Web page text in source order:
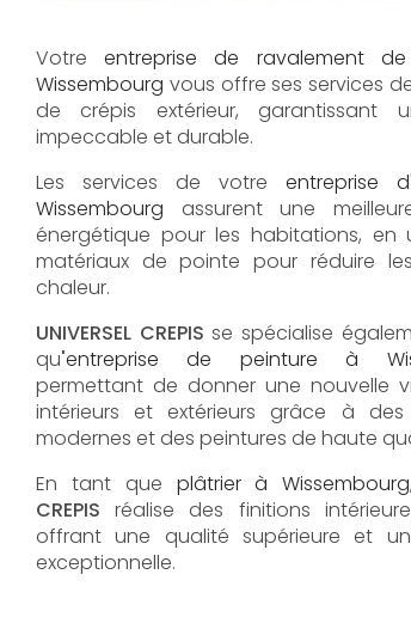
Votreentreprise de ravalement
Wissembourg vous offre ses services
de crépis extérieur, garantissant
impeccable et durable.
Les services de votre entreprise
Wissembourg assurent une
énergétique pour les habitations, en
matériaux de pointe pour réduire
chaleur.
UNIVERSEL CREPIS se spécialise
qu'entreprise de peinture à
permettant de donner une nouvelle
intérieurs et extérieurs grâce à des
modernes et des peintures de haute
En tant que plâtrier àWissembourg
CREPIS réalise des finitions
offrant une qualité supérieure et
exceptionnelle.